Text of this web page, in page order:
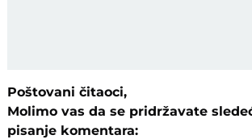
Poštovani čitaoci,
Molimo vas da se pridržavate
pisanje komentara: